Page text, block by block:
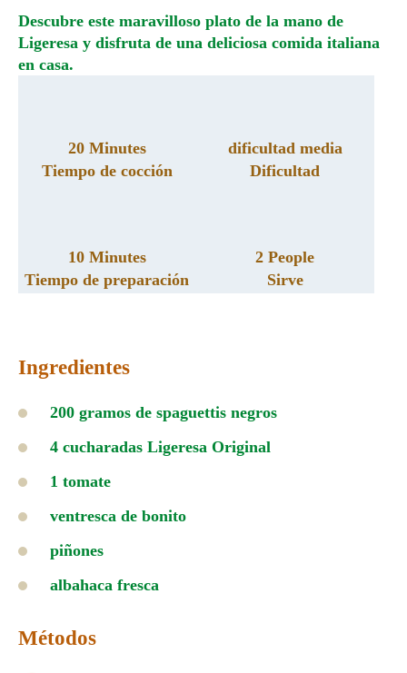
Descubre este maravilloso plato de la mano de
Ligeresa y disfruta de una deliciosa comida italiana
en casa.
20 Minutes
Tiempo de cocción
dificultad media
Dificultad
10 Minutes
Tiempo de preparación
2 People
Sirve
Ingredientes
200 gramos de spaguettis negros
4 cucharadas Ligeresa Original
1 tomate
ventresca de bonito
piñones
albahaca fresca
Métodos